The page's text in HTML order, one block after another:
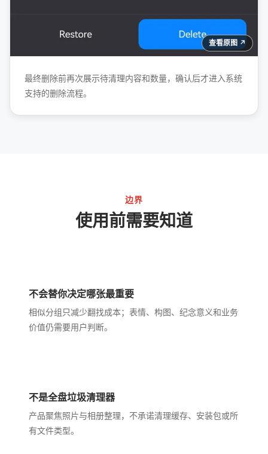
查看原图 ↗
最终删除前再次展示待清理内容和数量，确认后才进入系统
支持的删除流程。
边界
使用前需要知道
不会替你决定哪张最重要
相似分组只减少翻找成本；表情、构图、纪念意义和业务
价值仍需要用户判断。
不是全盘垃圾清理器
产品聚焦照片与相册整理，不承诺清理缓存、安装包或所
有文件类型。